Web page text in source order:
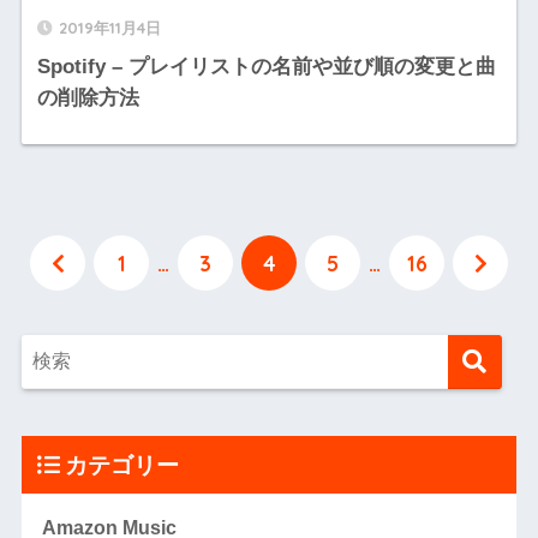
2019年11月4日
Spotify – プレイリストの名前や並び順の変更と曲
の削除方法
1 … 3 4 5 … 16
カテゴリー
Amazon Music